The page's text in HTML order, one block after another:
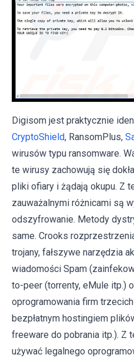
Digisom jest praktycznie
CryptoShield, RansomPlus,
wirusów typu ransomware.
te wirusy zachowują się
pliki ofiary i żądają okupu. Z
zauważalnymi różnicami są
odszyfrowanie. Metody
same. Crooks
trojany, fałszywe narzędzia
wiadomości Spam
to-peer (torrenty, eMule itp.)
oprogramowania firm
bezpłatnym hostingiem
freeware do pobrania itp.). Z
używać legalnego